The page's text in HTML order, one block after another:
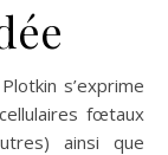
s’exprime
fœtaux
ainsi que